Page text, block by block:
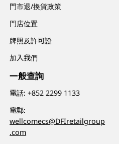
門市退/換貨政策
門店位置
牌照及許可證
加入我們
一般查詢
電話:+852 2299 1133
電郵:
wellcomecs@DFIretailgroup
.com